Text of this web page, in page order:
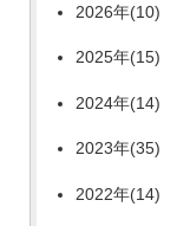
2026年(10)
2025年(15)
2024年(14)
2023年(35)
2022年(14)